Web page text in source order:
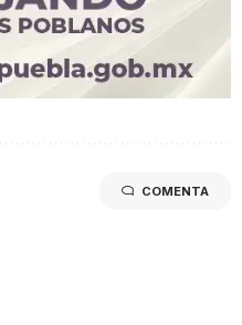
COMENTA